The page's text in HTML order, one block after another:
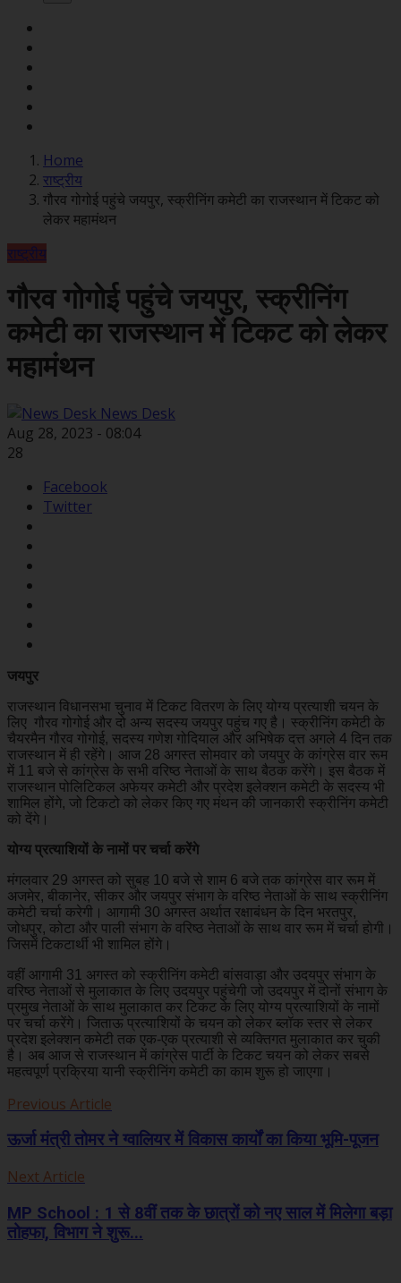
Home
राष्ट्रीय
गौरव गोगोई पहुंचे जयपुर, स्क्रीनिंग कमेटी का राजस्थान में टिकट को
लेकर महामंथन
राष्ट्रीय
गौरव गोगोई पहुंचे जयपुर, स्क्रीनिंग
कमेटी का राजस्थान में टिकट को लेकर
महामंथन
News Desk
Aug 28, 2023 - 08:04
28
Facebook
Twitter
जयपुर
राजस्थान विधानसभा चुनाव में टिकट वितरण के लिए योग्य प्रत्याशी चयन के
लिए गौरव गोगोई और दो अन्य सदस्य जयपुर पहुंच गए है। स्क्रीनिंग कमेटी के
चैयरमैन गौरव गोगोई, सदस्य गणेश गोदियाल और अभिषेक दत्त अगले 4 दिन तक
राजस्थान में ही रहेंगे। आज 28 अगस्त सोमवार को जयपुर के कांग्रेस वार रूम
में 11 बजे से कांग्रेस के सभी वरिष्ठ नेताओं के साथ बैठक करेंगे। इस बैठक में
राजस्थान पोलिटिकल अफेयर कमेटी और प्रदेश इलेक्शन कमेटी के सदस्य भी
शामिल होंगे, जो टिकटो को लेकर किए गए मंथन की जानकारी स्क्रीनिंग कमेटी
को देंगे।
योग्य प्रत्याशियों के नामों पर चर्चा करेंगे
मंगलवार 29 अगस्त को सुबह 10 बजे से शाम 6 बजे तक कांग्रेस वार रूम में
अजमेर, बीकानेर, सीकर और जयपुर संभाग के वरिष्ठ नेताओं के साथ स्क्रीनिंग
कमेटी चर्चा करेगी। आगामी 30 अगस्त अर्थात रक्षाबंधन के दिन भरतपुर,
जोधपुर, कोटा और पाली संभाग के वरिष्ठ नेताओं के साथ वार रूम में चर्चा होगी।
जिसमें टिकटार्थी भी शामिल होंगे।
वहीं आगामी 31 अगस्त को स्क्रीनिंग कमेटी बांसवाड़ा और उदयपुर संभाग के
वरिष्ठ नेताओं से मुलाकात के लिए उदयपुर पहुंचेगी जो उदयपुर में दोनों संभाग के
प्रमुख नेताओं के साथ मुलाकात कर टिकट के लिए योग्य प्रत्याशियों के नामों
पर चर्चा करेंगे। जिताऊ प्रत्याशियों के चयन को लेकर ब्लॉक स्तर से लेकर
प्रदेश इलेक्शन कमेटी तक एक-एक प्रत्याशी से व्यक्तिगत मुलाकात कर चुकी
है। अब आज से राजस्थान में कांग्रेस पार्टी के टिकट चयन को लेकर सबसे
महत्वपूर्ण प्रक्रिया यानी स्क्रीनिंग कमेटी का काम शुरू हो जाएगा।
Previous Article
ऊर्जा मंत्री तोमर ने ग्वालियर में विकास कार्यों का किया भूमि-पूजन
Next Article
MP School : 1 से 8वीं तक के छात्रों को नए साल में मिलेगा बड़ा
तोहफा, विभाग ने शुरू...